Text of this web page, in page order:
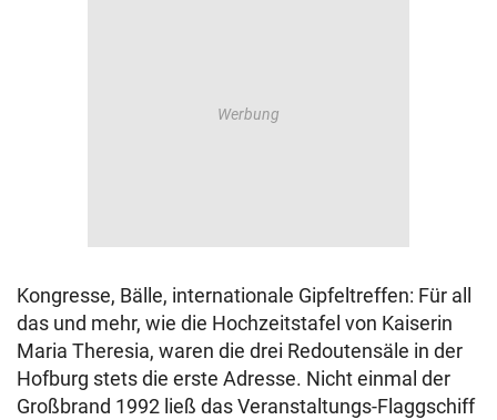
Kongresse, Bälle, internationale Gipfeltreffen: Für all
das und mehr, wie die Hochzeitstafel von Kaiserin
Maria Theresia, waren die drei Redoutensäle in der
Hofburg stets die erste Adresse. Nicht einmal der
Großbrand 1992 ließ das Veranstaltungs-Flaggschiff